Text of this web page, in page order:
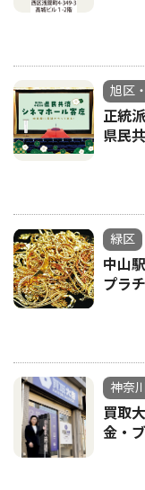
旭区
正統
県民
緑区
中山
プラ
神奈
買取
金・